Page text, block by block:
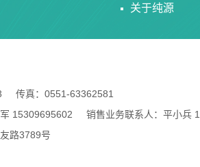
关于纯源
传真：0551-63362581
15309695602 销售业务联系人：平小兵
路3789号